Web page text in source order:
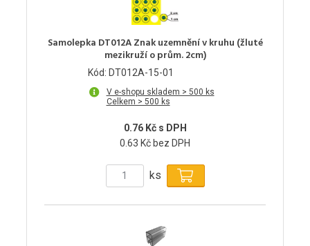
Samolepka DT012A Znak uzemnění v kruhu (žluté
mezikruží o prům. 2cm)
Kód: DT012A-15-01
V e-shopu skladem > 500 ks
Celkem > 500 ks
0.76 Kč s DPH
0.63 Kč bez DPH
ks